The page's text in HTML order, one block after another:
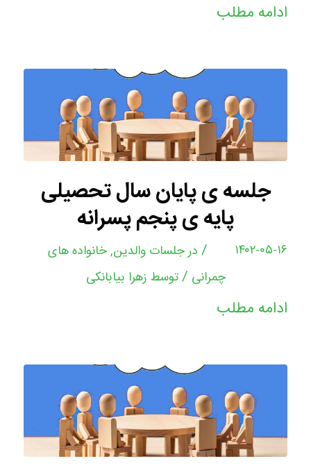
ادامه مطلب
جلسه ی پایان سال تحصیلی
پایه ی پنجم پسرانه
۱۴۰۲-۰۵-۱۶ / درجلسات والدین,خانواده های
چمرانی /توسط زهرا بیابانکی
ادامه مطلب